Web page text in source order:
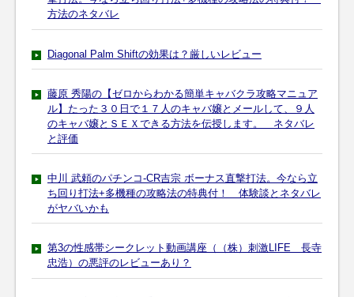
方法のネタバレ
Diagonal Palm Shiftの効果は？厳しいレビュー
藤原 秀陽の【ゼロからわかる簡単キャバクラ攻略マニュア
ル】たった３０日で１７人のキャバ嬢とメールして、９人
のキャバ嬢とＳＥＸできる方法を伝授します。 ネタバレ
と評価
中川 武頼のパチンコ-CR吉宗 ボーナス直撃打法。今なら立
ち回り打法+多機種の攻略法の特典付！ 体験談とネタバレ
がヤバいかも
第3の性感帯シークレット動画講座（（株）刺激LIFE 長寺
忠浩）の悪評のレビューあり？